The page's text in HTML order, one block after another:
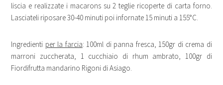
liscia e realizzate i macarons su 2 teglie ricoperte di carta forno.
Lasciateli riposare 30-40 minuti poi infornate 15 minuti a 155°C.
Ingredienti per la farcia: 100ml di panna fresca, 150gr di crema di
marroni zuccherata, 1 cucchiaio di rhum ambrato, 100gr di
Fiordifrutta mandarino Rigoni di Asiago.